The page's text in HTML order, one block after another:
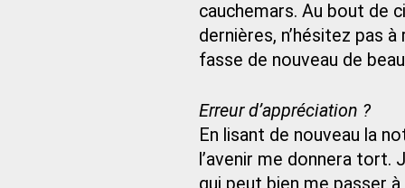
cauchemars. Au bout de
dernières, n’hésitez pas
fasse de nouveau de
Erreur d’appréciation ?
En lisant de nouveau la
l’avenir me donnera tort.